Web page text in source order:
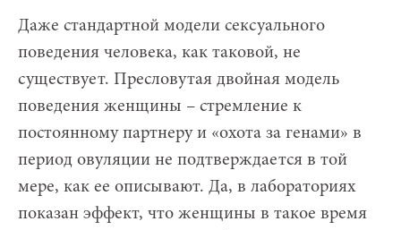
Даже стандартной модели сексуального
поведения человека, как таковой, не
существует. Пресловутая двойная модель
поведения женщины – стремление к
постоянному партнеру и «охота за генами» в
период овуляции не подтверждается в той
мере, как ее описывают. Да, в лабораториях
показан эффект, что женщины в такое время